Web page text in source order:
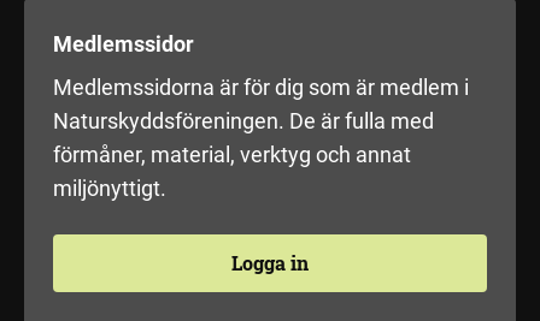
Medlemssidor
Medlemssidorna är för dig som är medlem i
Naturskyddsföreningen. De är fulla med
förmåner, material, verktyg och annat
miljönyttigt.
Logga in